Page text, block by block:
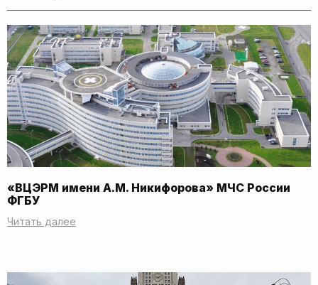
«ВЦЭРМ имени А.М. Никифорова» МЧС России
ФГБУ
Читать далее